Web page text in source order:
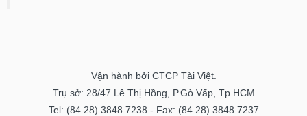
Vận hành bởi CTCP Tài Việt.
Trụ sở: 28/47 Lê Thị Hồng, P.Gò Vấp, Tp.HCM
Tel: (84.28) 3848 7238 - Fax: (84.28) 3848 7237